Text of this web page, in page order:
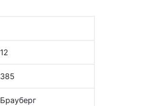
12
385
Брауберг